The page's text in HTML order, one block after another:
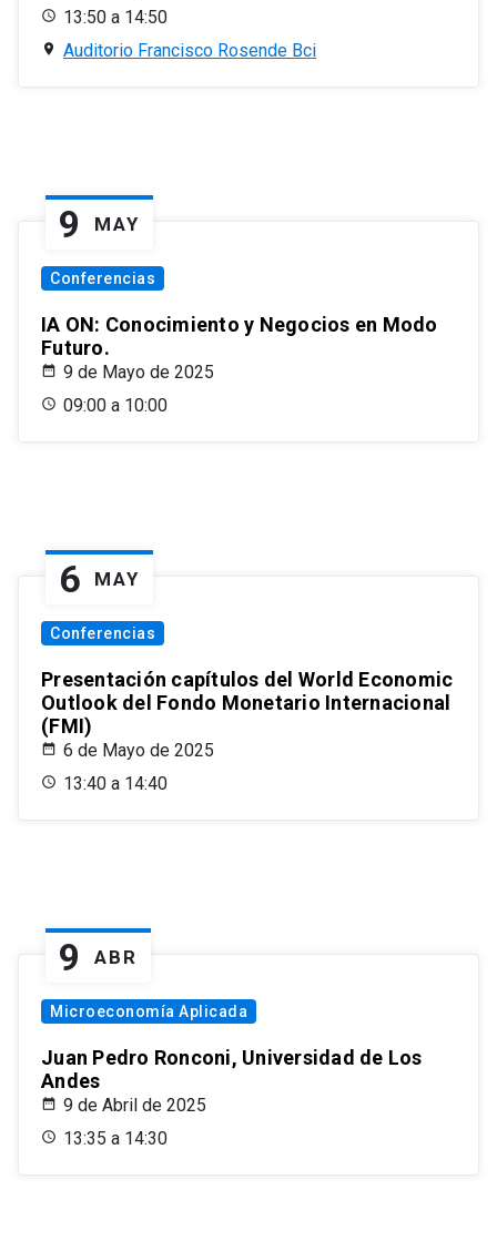
13:50 a 14:50
Auditorio Francisco Rosende Bci
9 MAY
Conferencias
IA ON: Conocimiento y Negocios en Modo
Futuro.
9 de Mayo de 2025
09:00 a 10:00
6 MAY
Conferencias
Presentación capítulos del World Economic
Outlook del Fondo Monetario Internacional
(FMI)
6 de Mayo de 2025
13:40 a 14:40
9 ABR
Microeconomía Aplicada
Juan Pedro Ronconi, Universidad de Los
Andes
9 de Abril de 2025
13:35 a 14:30